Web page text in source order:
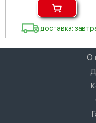
доставка:
О